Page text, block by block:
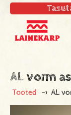
AL vorm
Tooted -> AL